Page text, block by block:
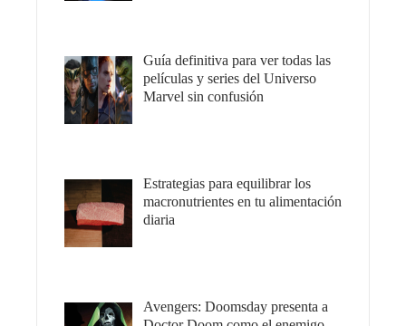
Guía definitiva para ver todas las
películas y series del Universo
Marvel sin confusión
Estrategias para equilibrar los
macronutrientes en tu alimentación
diaria
Avengers: Doomsday presenta a